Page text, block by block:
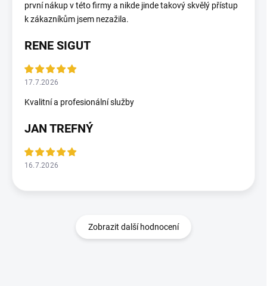
první nákup v této firmy a nikde jinde takový skvělý přístup
k zákazníkům jsem nezažila.
RENE SIGUT
17.7.2026
Kvalitní a profesionální služby
JAN TREFNÝ
16.7.2026
Zobrazit další hodnocení